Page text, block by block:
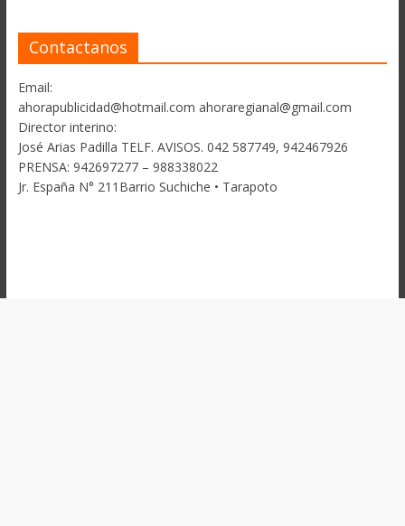
Contactanos
Email:
ahorapublicidad@hotmail.com ahoraregianal@gmail.com
Director interino:
José Arias Padilla TELF. AVISOS. 042 587749, 942467926
PRENSA: 942697277 – 988338022
Jr. España N° 211Barrio Suchiche • Tarapoto